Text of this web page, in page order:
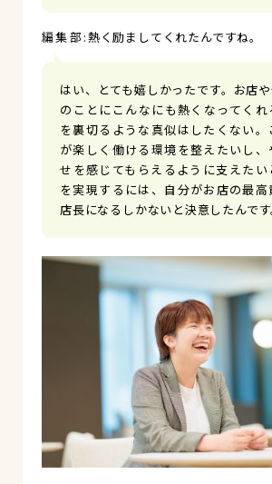
熱く励ましてくれたんですね。
はい、とても嬉しかったです。お店
のことにこんなにも熱くなってくれ
を裏切るような真似はしたくない。
が楽しく働ける環境を整えたいし
せを感じてもらえるように支えた
を実現するには、自分がお店の最高
店長になるしかないと決意したんです